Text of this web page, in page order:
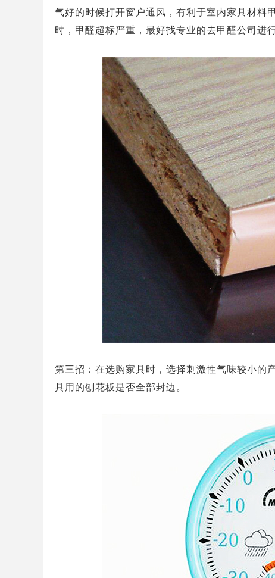
气好的时候打开窗户通风，有利于室内家具材料
时，甲醛超标严重，最好找专业的去甲醛公司进
第三招：在选购家具时，选择刺激性气味较小的
具用的刨花板是否全部封边。